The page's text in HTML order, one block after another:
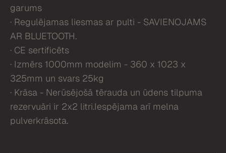
garums
· Regulējamas liesmas ar pulti - SAVIENOJAMS
AR BLUETOOTH.
· CE sertificēts
· Izmērs 1000mm modelim - 360 x 1023 x
325mm un svars 25kg
· Krāsa - Nerūsējošā tērauda un ūdens tilpuma
rezervuāri ir 2x2 litri.Iespējama arī melna
pulverkrāsota.